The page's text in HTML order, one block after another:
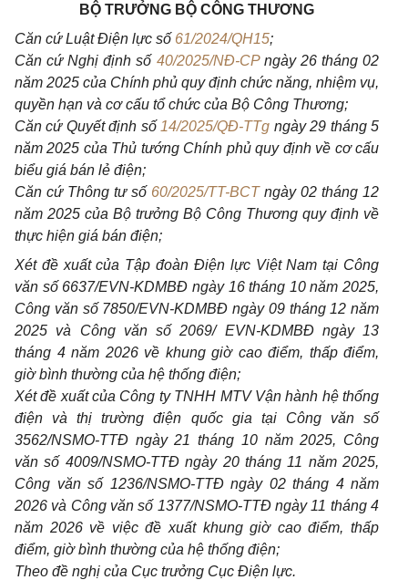
BỘ TRƯỞNG BỘ CÔNG THƯƠNG
Căn cứ Luật Điện lực số 61/2024/QH15;
Căn cứ Nghị định số 40/2025/NĐ-CPngày 26 tháng 02
năm 2025 của Chính phủ quy định chức năng, nhiệm vụ,
quyền hạn và cơ cấu tổ chức của Bộ Công Thương;
Căn cứ Quyết định số 14/2025/QĐ-TTg ngày 29 tháng 5
năm 2025 của Thủ tướng Chính phủ quy định về cơ cấu
biểu giá bán lẻ điện;
Căn cứ Thông tư số 60/2025/TT-BCTngày 02 tháng 12
năm 2025 của Bộ trưởng Bộ Công Thương quy định về
thực hiện giá bán điện;
Xét đề xuất của Tập đoàn Điện lực Việt Nam tại Công
văn số 6637/EVN-KDMBĐ ngày 16 tháng 10 năm 2025,
Công văn số 7850/EVN-KDMBĐ ngày 09 tháng 12 năm
2025 và Công văn số 2069/ EVN-KDMBĐ ngày 13
tháng 4 năm 2026 về khung giờ cao điểm, thấp điểm,
giờ bình thường của hệ thống điện;
Xét đề xuất của Công ty TNHH MTV Vận hành hệ thống
điện và thị trường điện quốc gia tại Công văn số
3562/NSMO-TTĐ ngày 21 tháng 10 năm 2025, Công
văn số 4009/NSMO-TTĐ ngày 20 tháng 11 năm 2025,
Công văn số 1236/NSMO-TTĐ ngày 02 tháng 4 năm
2026 và Công văn số 1377/NSMO-TTĐ ngày 11 tháng 4
năm 2026 về việc đề xuất khung giờ cao điểm, thấp
điểm, giờ bình thường của hệ thống điện;
Theo đề nghị của Cục trưởng Cục Điện lực.